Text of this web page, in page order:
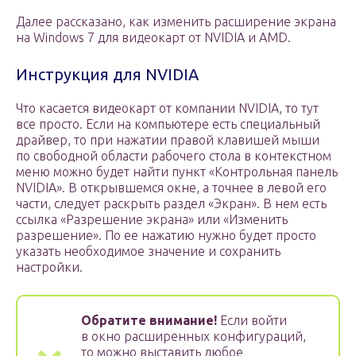
Далее рассказано, как изменить расширение экрана
на Windows 7 для видеокарт от NVIDIA и AMD.
Инструкция для NVIDIA
Что касается видеокарт от компании NVIDIA, то тут
все просто. Если на компьютере есть специальный
драйвер, то при нажатии правой клавишей мыши
по свободной области рабочего стола в контекстном
меню можно будет найти пункт «Контрольная панель
NVIDIA». В открывшемся окне, а точнее в левой его
части, следует раскрыть раздел «Экран». В нем есть
ссылка «Разрешение экрана» или «Изменить
разрешение». По ее нажатию нужно будет просто
указать необходимое значение и сохранить
настройки.
Обратите внимание! Если войти
в окно расширенных конфигураций,
то можно выставить любое